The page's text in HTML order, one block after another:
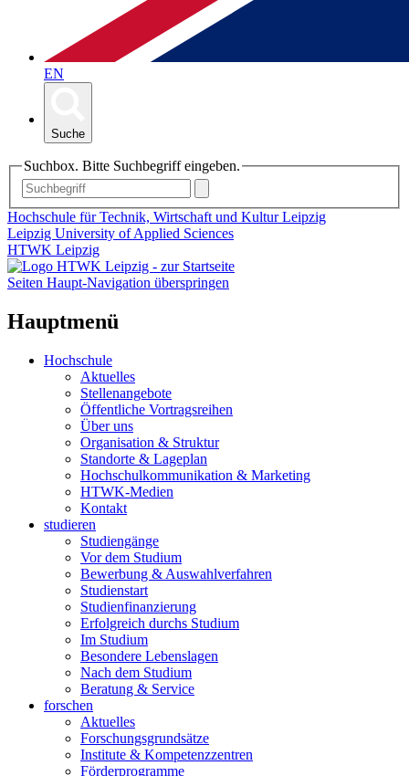
EN
Suche
Suchbox. Bitte Suchbegriff eingeben.
Hochschule für Technik, Wirtschaft und Kultur Leipzig
Leipzig University of Applied Sciences
HTWK Leipzig
Seiten Haupt-Navigation überspringen
Hauptmenü
Hochschule
Aktuelles
Stellenangebote
Öffentliche Vortragsreihen
Über uns
Organisation & Struktur
Standorte & Lageplan
Hochschulkommunikation & Marketing
HTWK-Medien
Kontakt
studieren
Studiengänge
Vor dem Studium
Bewerbung & Auswahlverfahren
Studienstart
Studienfinanzierung
Erfolgreich durchs Studium
Im Studium
Besondere Lebenslagen
Nach dem Studium
Beratung & Service
forschen
Aktuelles
Forschungsgrundsätze
Institute & Kompetenzzentren
Förderprogramme